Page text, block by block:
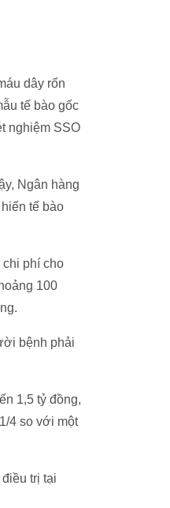
dây rốn
tế bào gốc
nghiệm SSO
Ngân hàng
tế bào
chi phí cho
100
bệnh phải
1,5 tỷ đồng,
4 so với một
trị tại